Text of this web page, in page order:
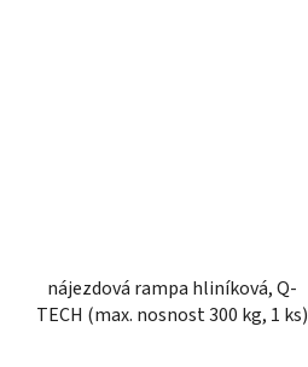
nájezdová rampa hliníková, Q-
TECH (max. nosnost 300 kg, 1 ks)